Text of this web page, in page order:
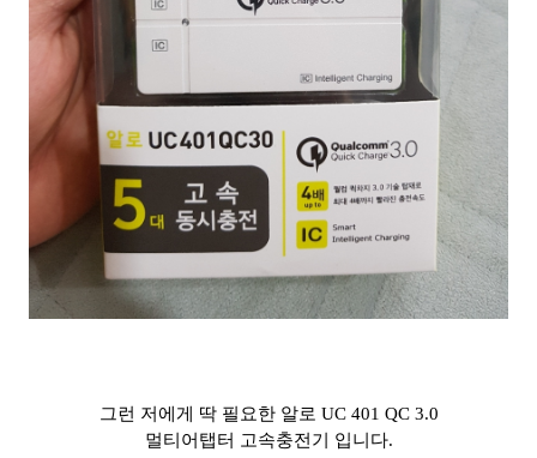
그런 저에게 딱 필요한 알로 UC 401 QC 3.0
멀티어탭터 고속충전기 입니다.